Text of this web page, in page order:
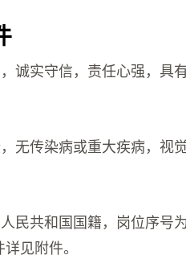
诚实守信，责任心强，具
无传染病或重大疾病，视
民共和国国籍，岗位序号
见附件。